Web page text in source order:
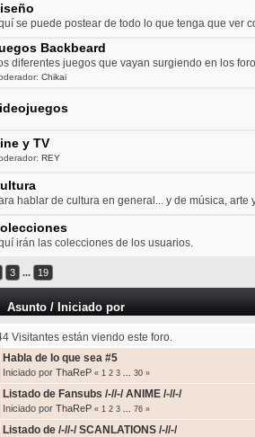
se puede postear de todo lo que tenga que ver
Backbeard
diferentes juegos que vayan surgiendo en los
Chikai
y TV
REY
hablar de cultura en general... y de música, arte
irán las colecciones de los usuarios.
3 ... 19
Asunto/ Iniciado por
Visitantes están viendo este foro.
Habla de lo que sea #5
Iniciado por ThaReP « 1 2 3 30»
Listado de Fansubs /-//-/ ANIME /-//-/
Iniciado por ThaReP « 1 2 3 76»
Listado de /-//-/ SCANLATIONS /-//-/